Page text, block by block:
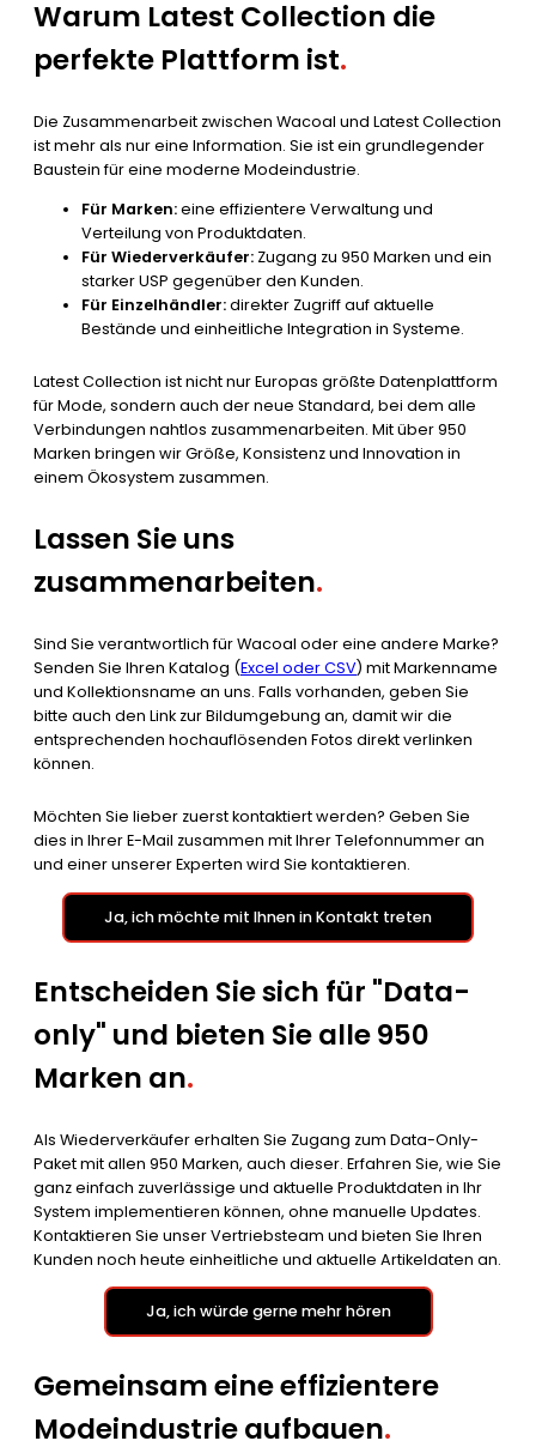
Warum Latest Collection die
perfekte Plattform ist.
Die Zusammenarbeit zwischen Wacoal und Latest Collection
ist mehr als nur eine Information. Sie ist ein grundlegender
Baustein für eine moderne Modeindustrie.
Für Marken:eine effizientere Verwaltung und
Verteilung von Produktdaten.
Für Wiederverkäufer: Zugang zu 950 Marken und ein
starker USP gegenüber den Kunden.
Für Einzelhändler:direkter Zugriff auf aktuelle
Bestände und einheitliche Integration in Systeme.
Latest Collection ist nicht nur Europas größte Datenplattform
für Mode, sondern auch der neue Standard, bei dem alle
Verbindungen nahtlos zusammenarbeiten. Mit über 950
Marken bringen wir Größe, Konsistenz und Innovation in
einem Ökosystem zusammen.
Lassen Sie uns
zusammenarbeiten.
Sind Sie verantwortlich für Wacoal oder eine andere Marke?
Senden Sie Ihren Katalog (Excel oder CSV) mit Markenname
und Kollektionsname an uns. Falls vorhanden, geben Sie
bitte auch den Link zur Bildumgebung an, damit wir die
entsprechenden hochauflösenden Fotos direkt verlinken
können.
Möchten Sie lieber zuerst kontaktiert werden? Geben Sie
dies in Ihrer E-Mail zusammen mit Ihrer Telefonnummer an
und einer unserer Experten wird Sie kontaktieren.
Ja, ich möchte mit Ihnen in Kontakt treten
Entscheiden Sie sich für "Data-
only" und bieten Sie alle 950
Marken an.
Als Wiederverkäufer erhalten Sie Zugang zum Data-Only-
Paket mit allen 950 Marken, auch dieser. Erfahren Sie, wie Sie
ganz einfach zuverlässige und aktuelle Produktdaten in Ihr
System implementieren können, ohne manuelle Updates.
Kontaktieren Sie unser Vertriebsteam und bieten Sie Ihren
Kunden noch heute einheitliche und aktuelle Artikeldaten an.
Ja, ich würde gerne mehr hören
Gemeinsam eine effizientere
Modeindustrie aufbauen.